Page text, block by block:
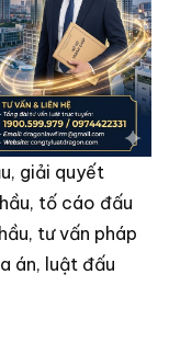
giải quyết
tố cáo đấu
tư vấn pháp
án, luật đấu